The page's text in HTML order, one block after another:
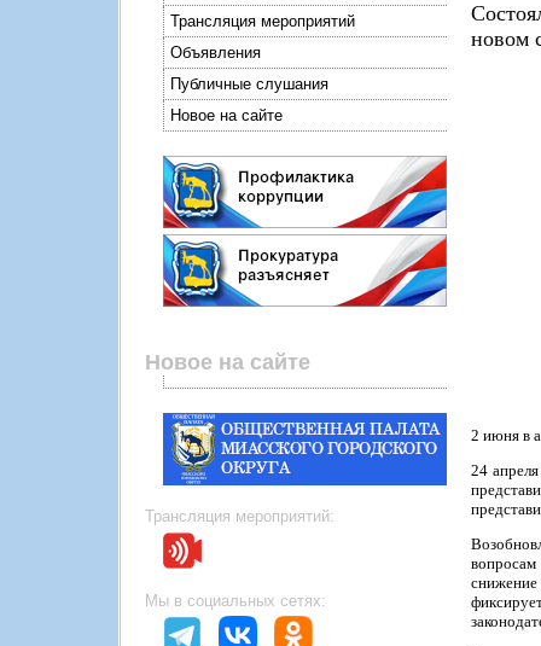
Трансляция мероприятий
Объявления
Публичные слушания
Новое на сайте
Новое на сайте
Трансляция мероприятий:
Мы в социальных сетях:
новом
2 июня в
24
снижение